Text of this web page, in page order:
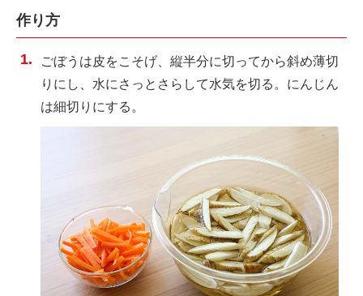
作り方
ごぼうは皮をこそげ、縦半分に切ってから斜め薄切
りにし、水にさっとさらして水気を切る。にんじん
は細切りにする。